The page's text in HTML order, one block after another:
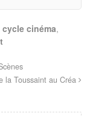
cycle cinéma,
la Toussaint au Créa